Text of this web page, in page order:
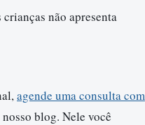
não apresenta
agende uma consulta com
blog. Nele você